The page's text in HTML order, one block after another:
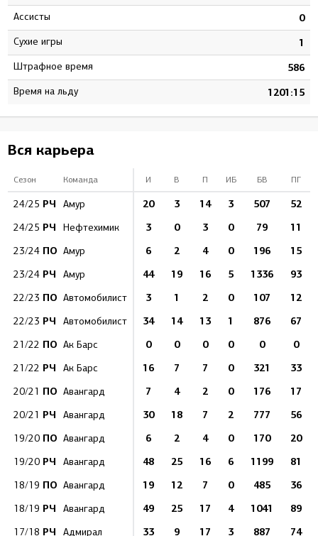
Ассисты 0
Сухие игры 1
штрафное время 586
Время на льду 1201:15
Вся карьера
Сезон Команда И В П ИБ БВ ПГ
24/25 РЧ Амур 20 3 14 3 507 52
24/25 РЧ Нефтехимик 3 0 3 0 79 11
23/24 ПО Амур 6 2 4 0 196 15
23/24 РЧ Амур 44 19 16 5 1336 93
22/23 ПО Автомобилист 3 1 2 0 107 12
22/23 РЧ Автомобилист 34 14 13 1 876 67
21/22 ПО Ак Барс 0 0 0 0 0 0
21/22 РЧ Ак Барс 16 7 7 0 321 33
20/21 ПО Авангард 7 4 2 0 176 17
20/21 РЧ Авангард 30 18 7 2 777 56
19/20 ПО Авангард 6 2 4 0 170 20
19/20 РЧ Авангард 48 25 16 6 1199 81
18/19 ПО Авангард 19 12 7 0 485 36
18/19 РЧ Авангард 49 25 17 4 1041 89
17/18 РЧ Адмирал 33 9 17 3 887 74